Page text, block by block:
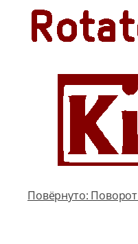
Повёрнуто: Поворот